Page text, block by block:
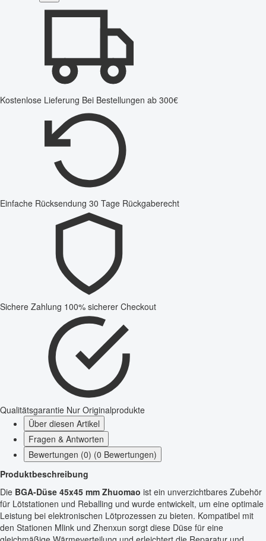
Kostenlose Lieferung Bei Bestellungen ab 300€
Einfache Rücksendung 30 Tage Rückgaberecht
Sichere Zahlung 100% sicherer Checkout
Qualitätsgarantie Nur Originalprodukte
Über diesen Artikel
Fragen & Antworten
Bewertungen (0) (0 Bewertungen)
Produktbeschreibung
Die BGA-Düse 45x45 mm Zhuomao ist ein unverzichtbares Zubehör
für Lötstationen und Reballing und wurde entwickelt, um eine optimale
Leistung bei elektronischen Lötprozessen zu bieten. Kompatibel mit
den Stationen Mlink und Zhenxun sorgt diese Düse für eine